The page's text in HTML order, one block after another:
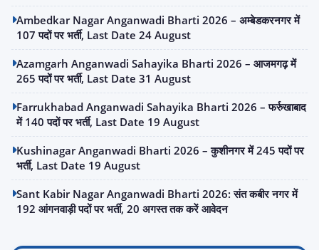
Ambedkar Nagar Anganwadi Bharti 2026 – अम्बेडकरनगर में
107 पदों पर भर्ती, Last Date 24 August
Azamgarh Anganwadi Sahayika Bharti 2026 – आजमगढ़ में
265 पदों पर भर्ती, Last Date 31 August
Farrukhabad Anganwadi Sahayika Bharti 2026 – फर्रुखाबाद
में 140 पदों पर भर्ती, Last Date 19 August
Kushinagar Anganwadi Bharti 2026 – कुशीनगर में 245 पदों पर
भर्ती, Last Date 19 August
Sant Kabir Nagar Anganwadi Bharti 2026: संत कबीर नगर में
192 आंगनवाड़ी पदों पर भर्ती, 20 अगस्त तक करें आवेदन